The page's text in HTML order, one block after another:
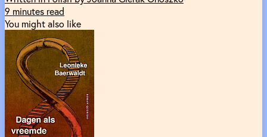
9 minutes read
You might also like